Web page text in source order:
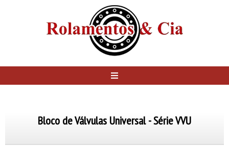
Bloco de Válvulas Universal - Série VVU